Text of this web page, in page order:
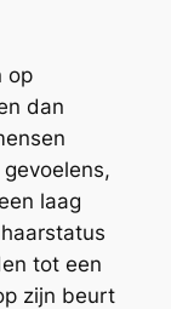
op
dan
laag
tot een
zijn beurt